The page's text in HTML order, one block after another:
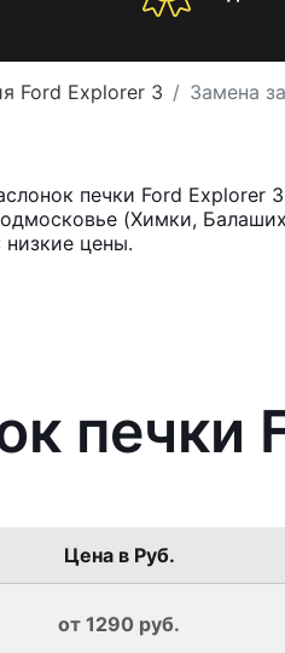
Ford Explorer 3 Замена
печки Ford Explorer
(Химки,
цены.
печки
Цена в Руб.
от 1290 руб.